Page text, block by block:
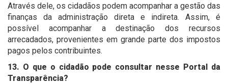
Através dele, os cidadãos podem acompanhar a gestão das
finanças da administração direta e indireta. Assim, é
possível acompanhar a destinação dos recursos
arrecadados, provenientes em grande parte dos impostos
pagos pelos contribuintes.
13. O que o cidadão pode consultar nesse Portal da
Transparência?